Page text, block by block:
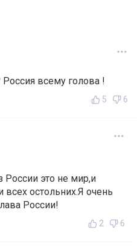
всему голова !
5 6
России это не мир,и
всех остольних.Я очень
России!
2 6